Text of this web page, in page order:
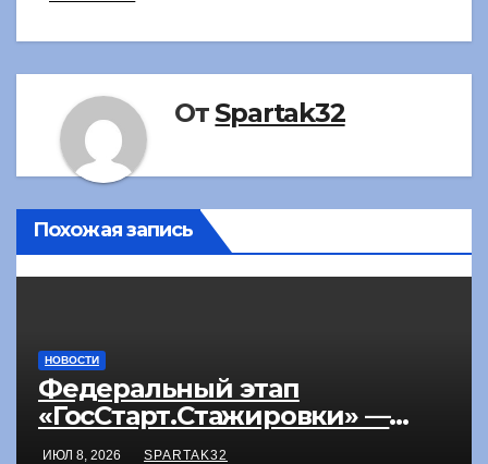
От Spartak32
Похожая запись
НОВОСТИ
Федеральный этап
«ГосСтарт.Стажировки» —
2026
ИЮЛ 8, 2026 SPARTAK32